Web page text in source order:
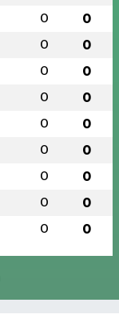
0 0
0 0
0 0
0 0
0 0
0 0
0 0
0 0
0 0